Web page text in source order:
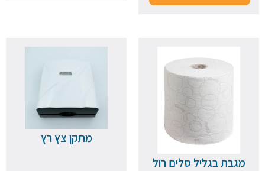
מגבת בגליל סלים רול
מתקן צץ רץ